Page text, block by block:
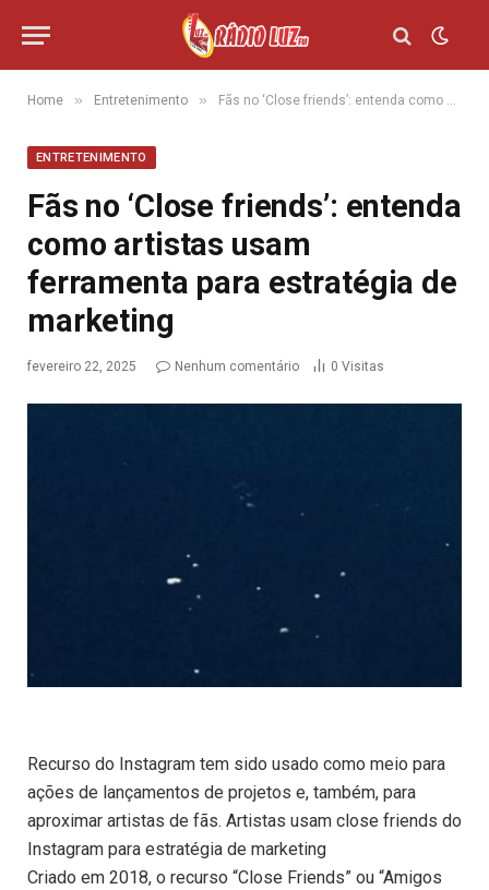
Home » Entretenimento » Fãs no ‘Close friends’: entenda como artistas usam ferramenta para estratégia de marketing
ENTRETENIMENTO
Fãs no ‘Close friends’: entenda
como artistas usam
ferramenta para estratégia de
marketing
fevereiro 22, 2025 Nenhum comentário 0 Visitas
Recurso do Instagram tem sido usado como meio para
ações de lançamentos de projetos e, também, para
aproximar artistas de fãs. Artistas usam close friends do
Instagram para estratégia de marketing
Criado em 2018, o recurso “Close Friends” ou “Amigos